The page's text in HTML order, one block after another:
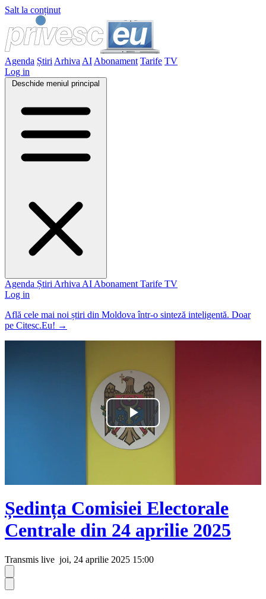
Salt la conținut
Agenda Știri Arhiva AI Abonament Tarife TV
Log in
Deschide meniul principal
Agenda Știri Arhiva AI Abonament Tarife TV
Log in
Află cele mai noi știri din Moldova într-o sinteză inteligentă. Doar
pe Citesc.Eu! →
Play
Video
Ședința Comisiei Electorale
Centrale din 24 aprilie 2025
Transmis live joi, 24 aprilie 2025 15:00